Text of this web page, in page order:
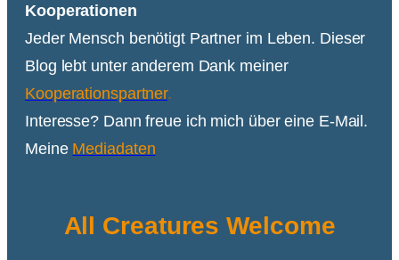
Kooperationen
Jeder Mensch benötigt Partner im Leben. Dieser
Blog lebt unter anderem Dank meiner
Kooperationspartner.
Interesse? Dann freue ich mich über eine E-Mail.
Meine Mediadaten
All Creatures Welcome